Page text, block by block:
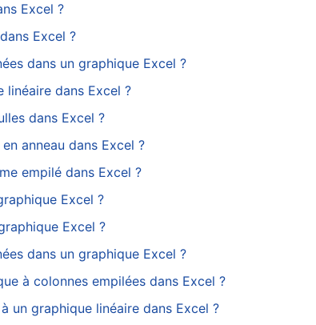
Excel ?
Excel ?
dans un graphique Excel ?
linéaire dans Excel ?
dans Excel ?
anneau dans Excel ?
empilé dans Excel ?
Excel ?
Excel ?
dans un graphique Excel ?
à colonnes empilées dans Excel ?
un graphique linéaire dans Excel ?